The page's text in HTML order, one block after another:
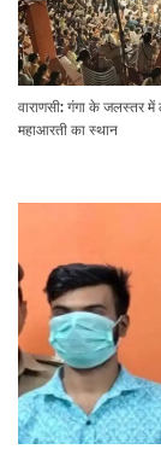
वाराणसी: गंगा के जलस्तर में
महाआरती का स्थान